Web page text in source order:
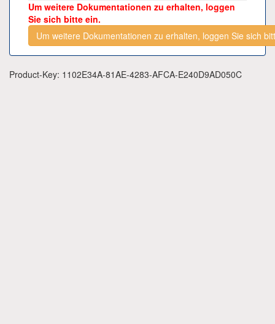
Um weitere Dokumentationen zu erhalten, loggen
Sie sich bitte ein.
Um weitere Dokumentationen zu erhalten, loggen Sie sich
Product-Key: 1102E34A-81AE-4283-AFCA-E240D9AD050C